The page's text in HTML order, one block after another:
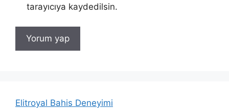
tarayıcıya kaydedilsin.
Elitroyal Bahis Deneyimi